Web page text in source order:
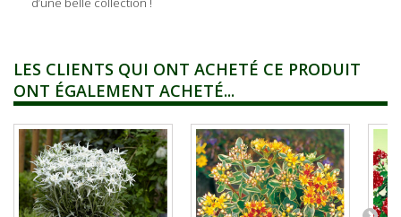
LES CLIENTS QUI ONT ACHETÉ CE PRODUIT
ONT ÉGALEMENT ACHETÉ...